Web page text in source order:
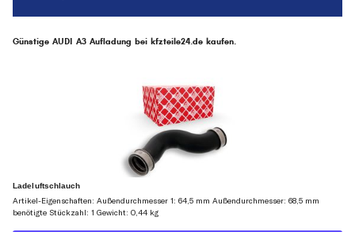
Günstige AUDI A3 Aufladung bei kfzteile24.de kaufen.
Ladeluftschlauch
Artikel-Eigenschaften: Außendurchmesser 1: 64,5 mm Außendurchmesser: 68,5 mm
benötigte Stückzahl: 1 Gewicht: 0,44 kg